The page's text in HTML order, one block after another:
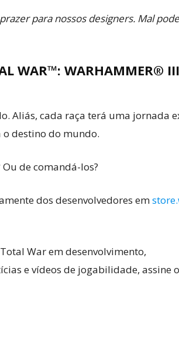
para nossos designers. Mal
WAR™: WARHAMMER®
Aliás, cada raça terá uma jornada
destino do mundo.
de comandá-los?
dos desenvolvedores em
War em desenvolvimento,
e vídeos de jogabilidade, assine